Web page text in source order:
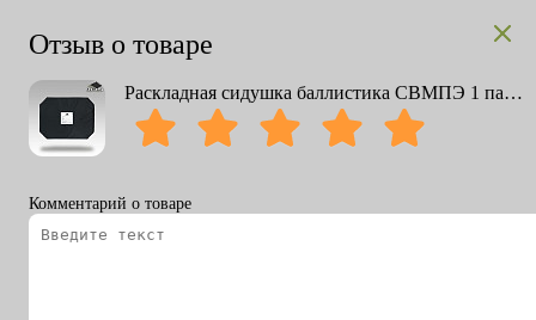
Отзыв о товаре
Раскладная сидушка баллистика СВМПЭ 1 пакет
Комментарий о товаре